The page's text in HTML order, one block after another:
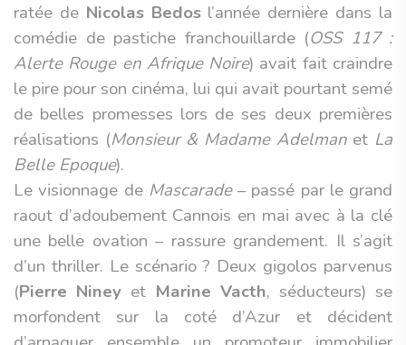
ratée de Nicolas Bedosl’année dernière dans la
comédie de pastiche franchouillarde (OSS 117 :
Alerte Rouge en Afrique Noire) avait fait craindre
le pire pour son cinéma, lui qui avait pourtant semé
de belles promesses lors de ses deux premières
réalisations (Monsieur & Madame Adelmanet La
Belle Epoque).
Le visionnage de Mascarade– passé par le grand
raout d’adoubement Cannois en mai avec à la clé
une belle ovation – rassure grandement. Il s’agit
d’un thriller. Le scénario ? Deux gigolos parvenus
(Pierre Niney et Marine Vacth, séducteurs) se
morfondent sur la coté d’Azur et décident